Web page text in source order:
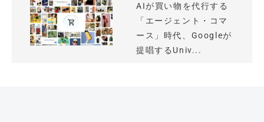
AIが買い物を代行する
「エージェント・コマ
ース」時代、Googleが
提唱するUniv...